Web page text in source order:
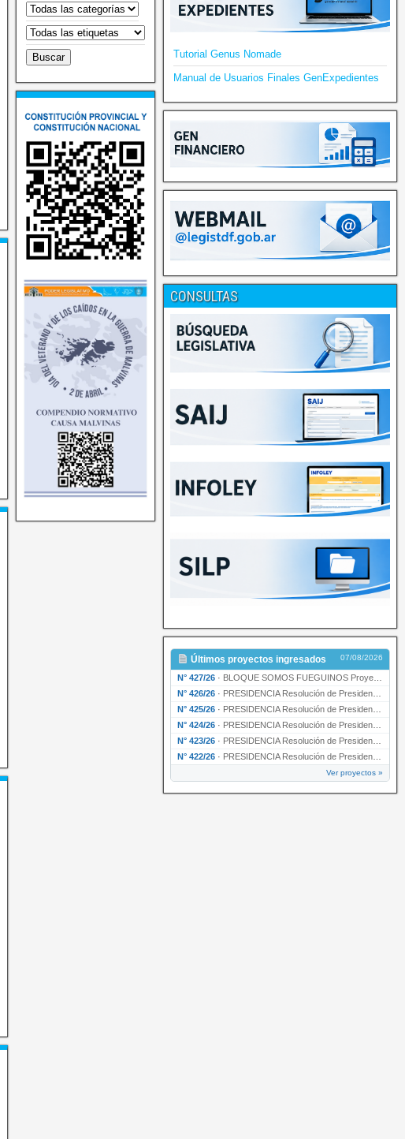
Tutorial Genus Nomade
Manual de Usuarios Finales GenExpedientes
CONSULTAS
Últimos proyectos ingresados 07/08/2026
N° 427/26 · BLOQUE SOMOS FUEGUINOS Proyecto de Declaración declarando de interés provincial PRESIDENCI…
N° 426/26 · PRESIDENCIA Resolución de Presidencia N° 216/26 declarando de interés provincial la labor …
N° 425/26 · PRESIDENCIA Resolución de Presidencia N° 212/26 declarando de interés provincial el “50° A…
N° 424/26 · PRESIDENCIA Resolución de Presidencia Nº 210/26 declarando de interés provincial el proyec…
N° 423/26 · PRESIDENCIA Resolución de Presidencia Nº 209/26 declarando de interés provincial la presen…
N° 422/26 · PRESIDENCIA Resolución de Presidencia N° 200/26 para su ratificación.
Ver proyectos »